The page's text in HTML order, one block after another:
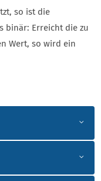
so ist die
binär: Erreicht die zu
Wert, so wird ein